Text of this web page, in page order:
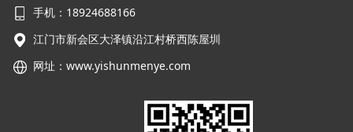
手机：18924688166
江门市新会区大泽镇沿江村桥西陈屋圳
网址： www.yishunmenye.com